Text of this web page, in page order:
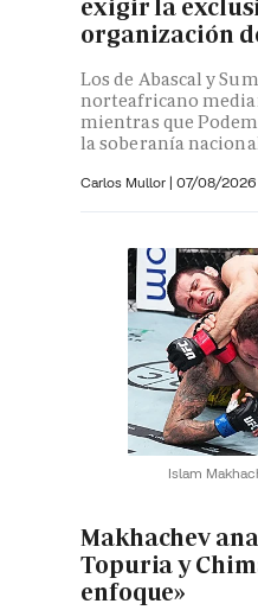
exigir la
organización
Los de Abascal y
norteafricano
mientras que
la soberanía
Carlos Mullor | 07/08/2026
Islam
Makhachev
Topuria y
enfoque»